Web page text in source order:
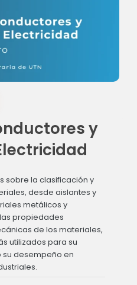
y
sobre la clasificación y
desde aislantes y
metálicos y
propiedades
de los materiales,
utilizados para su
desempeño en